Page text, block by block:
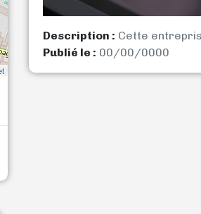
Description : Cette
Publié le : 00/00/0000